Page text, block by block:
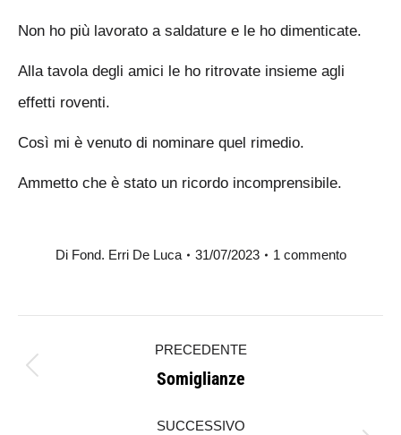
Non ho più lavorato a saldature e le ho dimenticate.
Alla tavola degli amici le ho ritrovate insieme agli
effetti roventi.
Così mi è venuto di nominare quel rimedio.
Ammetto che è stato un ricordo incomprensibile.
Di Fond. Erri De Luca 31/07/2023 1 commento
tra
PRECEDENTE
Post
Somiglianze
SUCCESSIVO